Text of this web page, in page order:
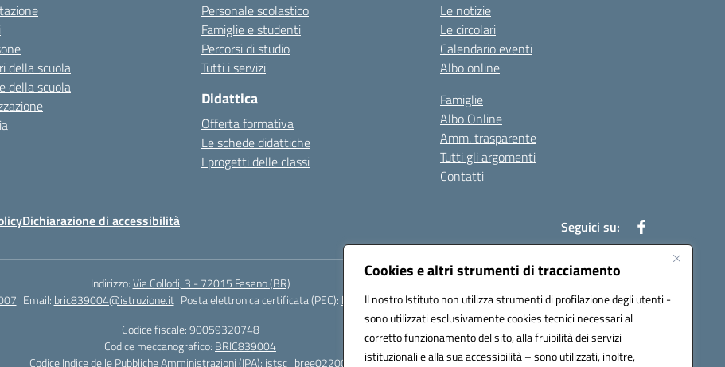
Cookies e altri strumenti di tracciamento
Il nostro Istituto non utilizza strumenti di profilazione degli utenti -
sono utilizzati esclusivamente cookies tecnici necessari al
corretto funzionamento del sito, alla fruibilità dei servizi
istituzionali e alla sua accessibilità – sono utilizzati, inoltre,
della scuola
della scuola
Personale scolastico
Famiglie e studenti
Percorsi di studio
Tutti i servizi
Didattica
Offerta formativa
Le schede didattiche
I progetti delle classi
Le notizie
Le circolari
Calendario eventi
Albo online
Famiglie
Albo Online
Amm. trasparente
Tutti gli argomenti
Contatti
Dichiarazione di accessibilità Seguici su:
Indirizzo:Via Collodi, 3 - 72015 Fasano (BR)
Email: bric839004@istruzione.it Posta elettronica certificata (PEC): bric839004@pec.istruzione.it
Codice fiscale: 90059320748
Codice meccanografico: BRIC839004
Codice Indice delle Pubbliche Amministrazioni (IPA): istsc_bree02200r